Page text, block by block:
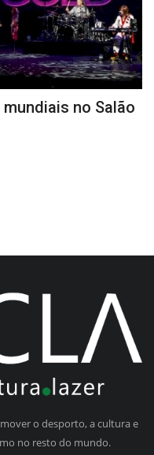
no Salão
o desporto, a cultura e
no resto do mundo.